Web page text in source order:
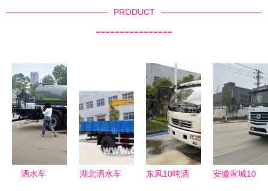
PRODUCT
----------------
洒水车
湖北洒水车
东风10吨洒
安徽宣城10